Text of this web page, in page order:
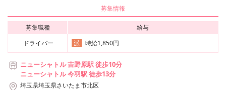
募集情報
募集職種
給与
ドライバー
派 時給1,850円
ニューシャトル 吉野原駅 徒歩10分
ニューシャトル 今羽駅 徒歩13分
埼玉県埼玉県さいたま市北区